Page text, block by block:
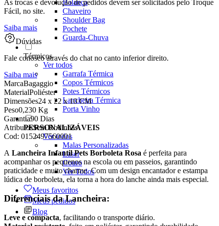
Balança
Chaveiro
Shoulder Bag
Pochete
Guarda-Chuva
Térmicos
Ver todos
Garrafa Térmica
Copos Térmicos
Potes Térmicos
Lancheira Térmica
Porta Vinho
PERSONALIZÁVEIS
Ver todos
Malas Personalizadas
Laser
Couro
Ver Todos
Meus favoritos
Meus pedidos
Blog
As trocas e devolução de pedidos devem ser solicitados pelo Troque
Fácil, no site.
Saiba mais
Dúvidas
Fale conosco através do chat no canto inferior direito.
Saiba mais
MarcaBagaggio
MaterialPoliéster
Dimensões24 x 22 x 10 CM
Peso0,230 Kg
Garantia90 Dias
AtributosSem Rodinhas
Cod: 0152497560001
A Lancheira Infantil Pets Borboleta Rosa é perfeita para
acompanhar os pequenos na escola ou em passeios, garantindo
praticidade e muito charme. Com um design encantador e estampa
lúdica de borboleta, ela torna a hora do lanche ainda mais especial.
Diferenciais da Lancheira:
Leve e compacta, facilitando o transporte diário.